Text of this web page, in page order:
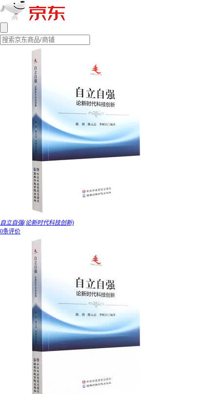
自立自强(论新时代科技创新)
0条评价